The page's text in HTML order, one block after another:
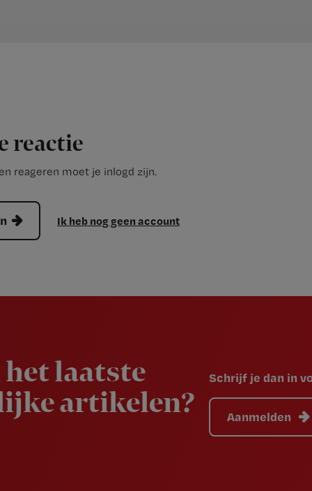
reactie
reageren moet je inlogd zijn.
Ik heb nog geen account
laatste
artikelen?
Schrijf je dan in
Aanmelden